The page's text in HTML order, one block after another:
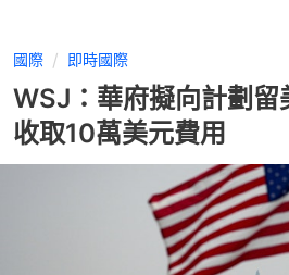
國際 即時國際
WSJ：華府擬向計劃留
收取10萬美元費用